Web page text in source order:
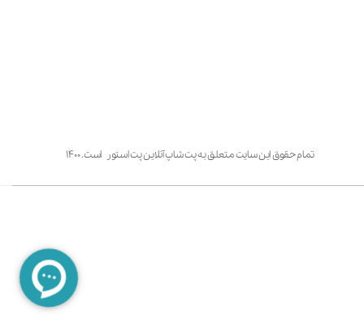
تمام حقوق این سایت متعلق به پت شاپ آنلاین پت استور است. ۱۴۰۰